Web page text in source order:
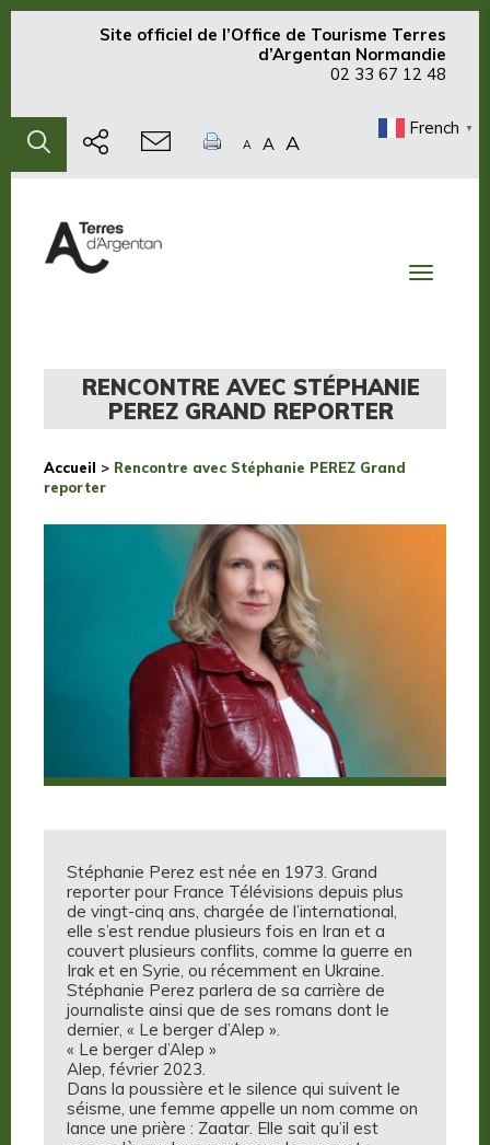
Site officiel de l’Office de Tourisme Terres
d’Argentan Normandie
02 33 67 12 48
A A A
French ▼
Toggle
RENCONTRE AVEC STÉPHANIE
PEREZ GRAND REPORTER
Accueil > Rencontre avec Stéphanie PEREZ Grand
reporter
Stéphanie Perez est née en 1973. Grand
reporter pour France Télévisions depuis plus
de vingt-cinq ans, chargée de l’international,
elle s’est rendue plusieurs fois en Iran et a
couvert plusieurs conflits, comme la guerre en
Irak et en Syrie, ou récemment en Ukraine.
Stéphanie Perez parlera de sa carrière de
journaliste ainsi que de ses romans dont le
dernier, « Le berger d’Alep ».
« Le berger d’Alep »
Alep, février 2023.
Dans la poussière et le silence qui suivent le
séisme, une femme appelle un nom comme on
lance une prière : Zaatar. Elle sait qu’il est